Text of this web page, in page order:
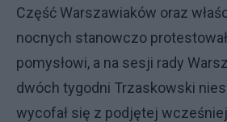
Część Warszawiaków oraz
nocnych stanowczo
pomysłowi, a na sesji rady
dwóch tygodni Trzaskowski
wycofał się z podjętej